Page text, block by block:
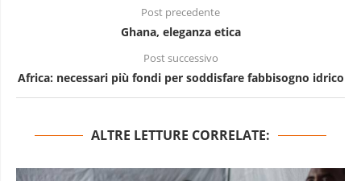
Post precedente
Ghana, eleganza etica
Post successivo
Africa: necessari più fondi per soddisfare fabbisogno idrico
ALTRE LETTURE CORRELATE: